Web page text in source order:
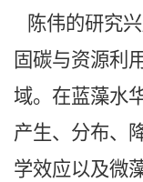
陈伟的研究
固碳与资源利
域。在蓝藻水
产生、分布、
学效应以及微